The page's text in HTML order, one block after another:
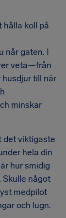
hålla koll på
når gaten. I
veta—från
till när
minskar
det viktigaste
hela din
hur smidig
Skulle något
medpilot
och lugn.